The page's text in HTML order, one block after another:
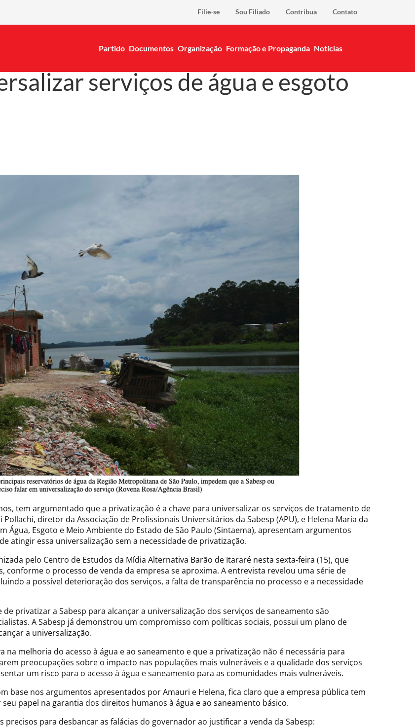
Filie-se Sou Filiado Contribua Contato
Partido Documentos Organização Formação e Propaganda Notícias
serviços de água e esgoto
tem argumentado que a privatização é a chave para universalizar os serviços de tratamento de
diretor da Associação de Profissionais Universitários da Sabesp (APU), e Helena Maria da
Água, Esgoto e Meio Ambiente do Estado de São Paulo (Sintaema), apresentam argumentos
atingir essa universalização sem a necessidade de privatização.
pelo Centro de Estudos da Mídia Alternativa Barão de Itararé nesta sexta-feira (15), que
conforme o processo de venda da empresa se aproxima. A entrevista revelou uma série de
a possível deterioração dos serviços, a falta de transparência no processo e a necessidade
privatizar a Sabesp para alcançar a universalização dos serviços de saneamento são
A Sabesp já demonstrou um compromisso com políticas sociais, possui um plano de
a universalização.
melhoria do acesso à água e ao saneamento e que a privatização não é necessária para
preocupações sobre o impacto nas populações mais vulneráveis e a qualidade dos serviços
um risco para o acesso à água e saneamento para as comunidades mais vulneráveis.
base nos argumentos apresentados por Amauri e Helena, fica claro que a empresa pública tem
papel na garantia dos direitos humanos à água e ao saneamento básico.
para desbancar as falácias do governador ao justificar a venda da Sabesp: